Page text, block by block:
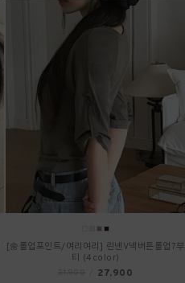
[🌼롤업포인트/여리여리] 린넨V넥버튼롤업7부
티 (4color)
27,900